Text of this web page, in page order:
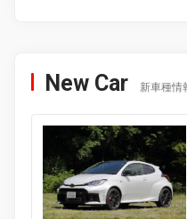
New Car 新車種情